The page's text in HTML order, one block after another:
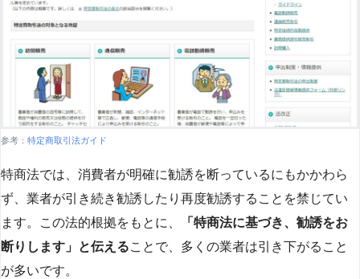
参考： 特定商取引法ガイド
特商法では、消費者が明確に勧誘を断っているにもかかわら
ず、業者が引き続き勧誘したり再度勧誘することを禁じてい
ます。この法的根拠をもとに、
「特商法に基づき、勧誘をお
断りします」と伝えることで、多くの業者は引き下がること
が多いです​​。